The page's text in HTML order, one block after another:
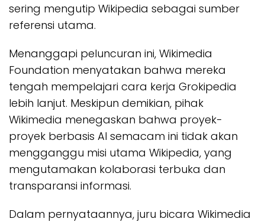
sering mengutip Wikipedia sebagai sumber
referensi utama.
Menanggapi peluncuran ini, Wikimedia
Foundation menyatakan bahwa mereka
tengah mempelajari cara kerja Grokipedia
lebih lanjut. Meskipun demikian, pihak
Wikimedia menegaskan bahwa proyek-
proyek berbasis AI semacam ini tidak akan
mengganggu misi utama Wikipedia, yang
mengutamakan kolaborasi terbuka dan
transparansi informasi.
Dalam pernyataannya, juru bicara Wikimedia